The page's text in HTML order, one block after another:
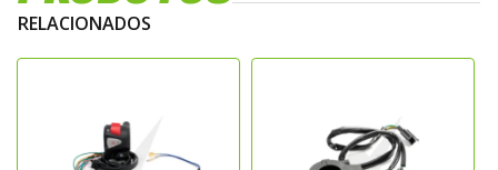
- Fabricante: Magnetron
- Função: Comando elétrico para
- Construção: Componentes elétricos
reforçados e conectores de alta resistência
RELACIONADOS